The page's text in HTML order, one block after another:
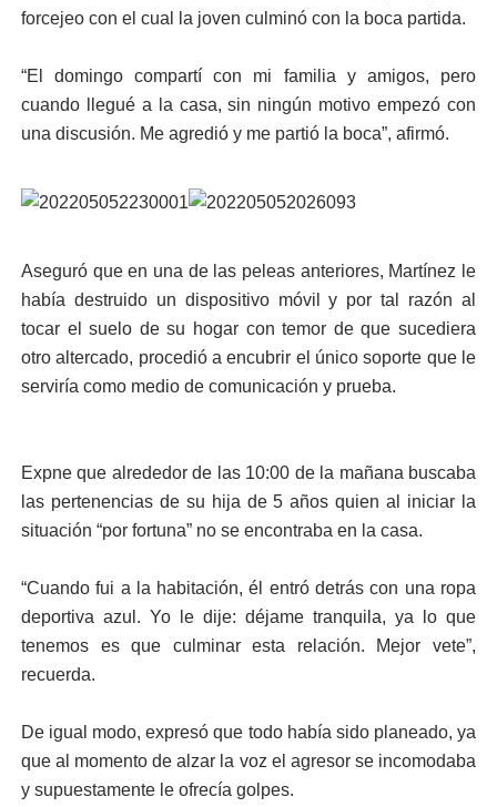
forcejeo con el cual la joven culminó con la boca partida.
“El domingo compartí con mi familia y amigos, pero
cuando llegué a la casa, sin ningún motivo empezó con
una discusión. Me agredió y me partió la boca”, afirmó.
Aseguró que en una de las peleas anteriores, Martínez le
había destruido un dispositivo móvil y por tal razón al
tocar el suelo de su hogar con temor de que sucediera
otro altercado, procedió a encubrir el único soporte que le
serviría como medio de comunicación y prueba.
Expne que alrededor de las 10:00 de la mañana buscaba
las pertenencias de su hija de 5 años quien al iniciar la
situación “por fortuna” no se encontraba en la casa.
“Cuando fui a la habitación, él entró detrás con una ropa
deportiva azul. Yo le dije: déjame tranquila, ya lo que
tenemos es que culminar esta relación. Mejor vete”,
recuerda.
De igual modo, expresó que todo había sido planeado, ya
que al momento de alzar la voz el agresor se incomodaba
y supuestamente le ofrecía golpes.